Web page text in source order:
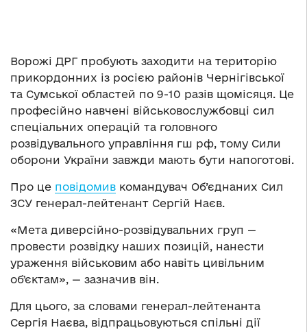
Ворожі ДРГ пробують заходити на територію
прикордонних із росією районів Чернігівської
та Сумської областей по 9-10 разів щомісяця. Це
професійно навчені військовослужбовці сил
спеціальних операцій та головного
розвідувального управління гш рф, тому Сили
оборони України завжди мають бути напоготові.
Про це повідомив командувач Об’єднаних Сил
ЗСУ генерал-лейтенант Сергій Наєв.
«Мета диверсійно-розвідувальних груп —
провести розвідку наших позицій, нанести
ураження військовим або навіть цивільним
обʼєктам», — зазначив він.
Для цього, за словами генерал-лейтенанта
Сергія Наєва, відпрацьовуються спільні дії